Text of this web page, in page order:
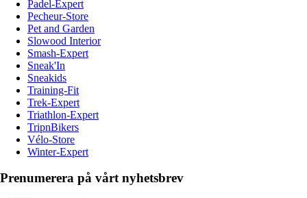
Padel-Expert
Pecheur-Store
Pet and Garden
Slowood Interior
Smash-Expert
Sneak'In
Sneakids
Training-Fit
Trek-Expert
Triathlon-Expert
TripnBikers
Vélo-Store
Winter-Expert
Prenumerera på vårt nyhetsbrev